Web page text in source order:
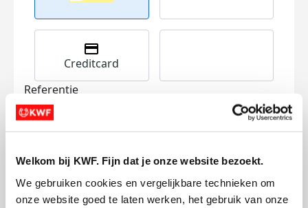
Welkom bij KWF. Fijn dat je onze website bezoekt.
We gebruiken cookies en vergelijkbare technieken om
onze website goed te laten werken, het gebruik van onze
Creditcard
Referentie